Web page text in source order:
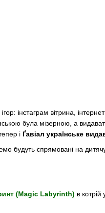
інстаграм вітрина,
була мізерною, а
і Ґавіал українське
будуть спрямовані на
(Magic Labyrinth) в котрій